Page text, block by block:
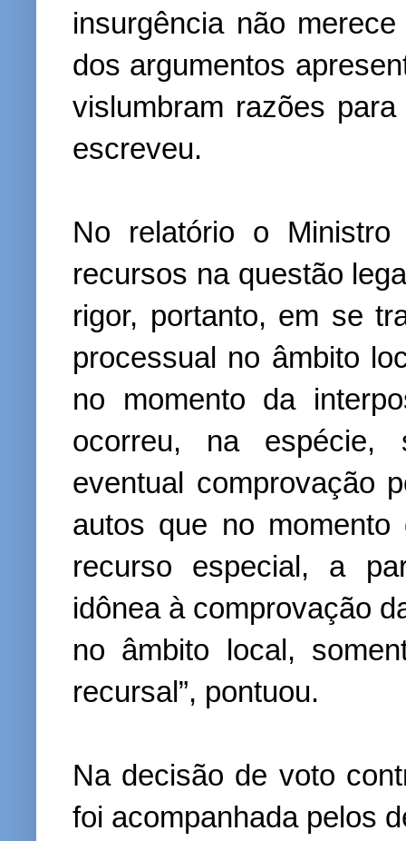
insurgência não
dos argumentos
vislumbram razões
escreveu.
No relatório o
recursos na questão
rigor, portanto, em se
processual no âmbito
no momento da
ocorreu, na espécie,
eventual comprovação
autos que no
recurso especial, a
idônea à comprovação
no âmbito local,
recursal”, pontuou.
Na decisão de voto
foi acompanhada pelos